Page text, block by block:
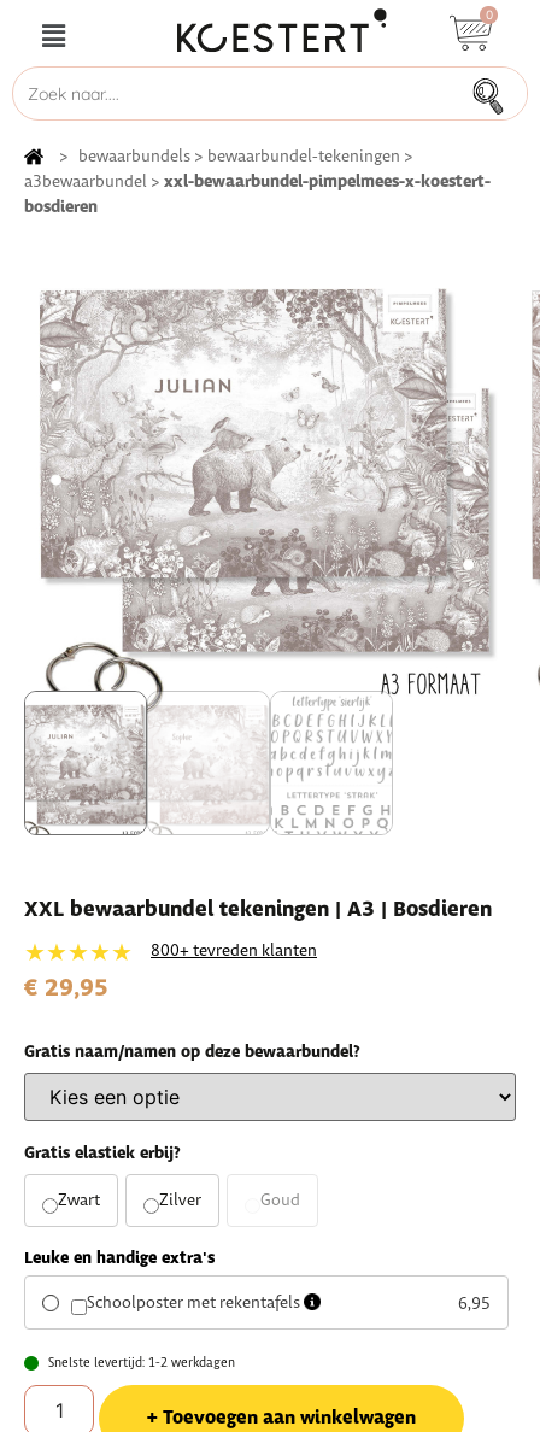
0
> bewaarbundels > bewaarbundel-tekeningen >
a3bewaarbundel > xxl-bewaarbundel-pimpelmees-x-koestert-
bosdieren
XXL bewaarbundel tekeningen | A3 | Bosdieren
★★★★★ 800+ tevreden klanten
€ 29,95
Gratis naam/namen op deze bewaarbundel?
Gratis elastiek erbij?
Zwart Zilver Goud
Leuke en handige extra's
Schoolposter met rekentafels 6,95
Snelste levertijd: 1-2 werkdagen
Toevoegen aan winkelwagen